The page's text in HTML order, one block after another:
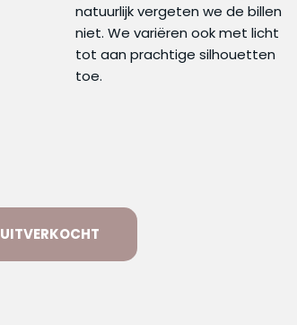
UITVERKOCHT
natuurlijk vergeten we de billen
niet. We variëren ook met licht
tot aan prachtige silhouetten
toe.